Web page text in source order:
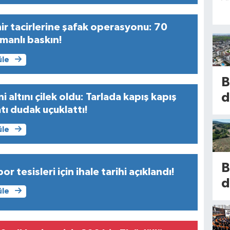
tacirlerine şafak operasyonu: 70
baskın!
altını çilek oldu: Tarlada kapış kapış
dudak uçuklattı!
tesisleri için ihale tarihi açıklandı!